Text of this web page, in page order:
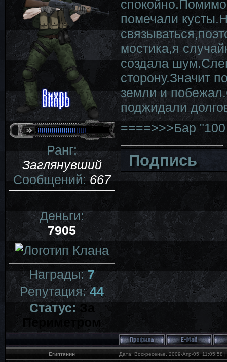
Ранг:
Заглянувший
Сообщений:667
Деньги:
7905
Награды:7
Репутация:44
Статус:За
Периметром
помечали
мостика,я
создала
сторону.Значит
земли и
поджидали
====>>>Бар "100
Подпись
Египтянин Дата: Воскресенье, 2009-Апр-05,